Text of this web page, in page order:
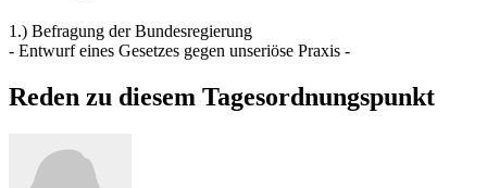
1.) Befragung der Bundesregierung
- Entwurf eines Gesetzes gegen unseriöse Praxis -
Reden zu diesem Tagesordnungspunkt